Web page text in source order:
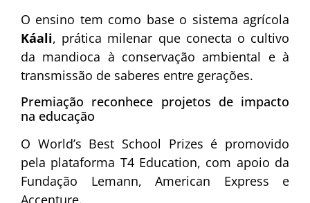
O ensino tem como base o sistema agrícola
Káali, prática milenar que conecta o cultivo
da mandioca à conservação ambiental e à
transmissão de saberes entre gerações.
Premiação reconhece projetos de impacto
na educação
O World’s Best School Prizes é promovido
pela plataforma T4 Education, com apoio da
Fundação Lemann, American Express e
Accenture.